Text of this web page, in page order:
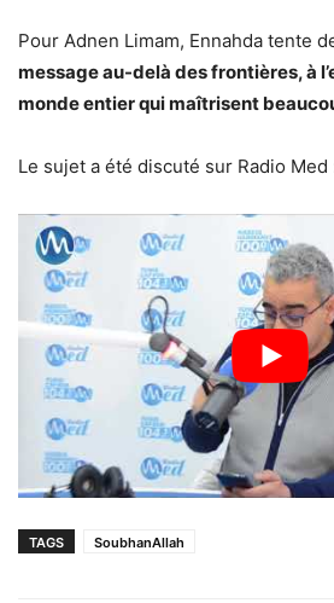
Pour Adnen Limam, Ennahda tente
message au-delà des frontières, à
monde entier qui maîtrisent
Le sujet a été discuté sur Radio Med
TAGS SoubhanAllah